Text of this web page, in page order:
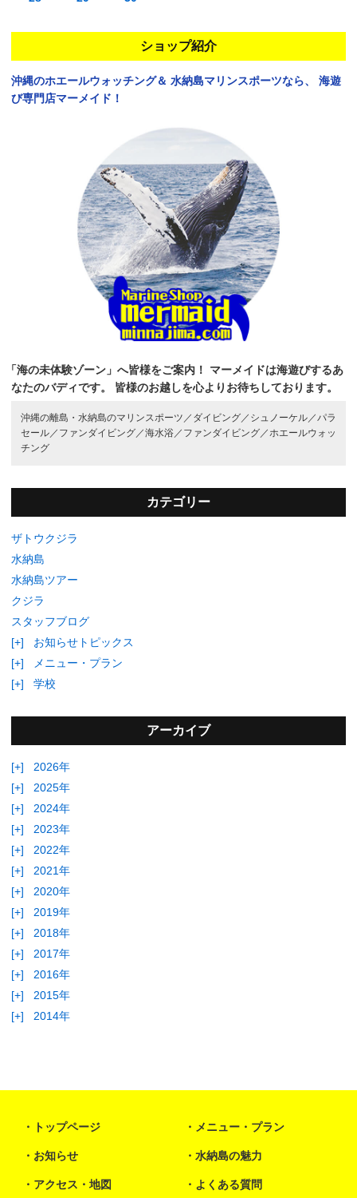
ショップ紹介
沖縄のホエールウォッチング＆ 水納島マリンスポーツなら、
海遊
び専門店マーメイド！
「海の未体験ゾーン」へ皆様をご案内！
マーメイドは海遊びするあ
なたのバディです。
皆様のお越しを心よりお待ちしております。
沖縄の離島・水納島のマリンスポーツ／ ダイビング／ シュノーケル／ パラ
セール／ ファンダイビング／海水浴／ ファンダイビング／ ホエールウォッ
チング
カテゴリー
ザトウクジラ
水納島
水納島ツアー
クジラ
スタッフブログ
[+]
お知らせトピックス
[+]
メニュー・プラン
[+]
学校
アーカイブ
[+]
2026年
[+]
2025年
[+]
2024年
[+]
2023年
[+]
2022年
[+]
2021年
[+]
2020年
[+]
2019年
[+]
2018年
[+]
2017年
[+]
2016年
[+]
2015年
[+]
2014年
トップページ メニュー・プラン
お知らせ 水納島の魅力
アクセス・地図 よくある質問